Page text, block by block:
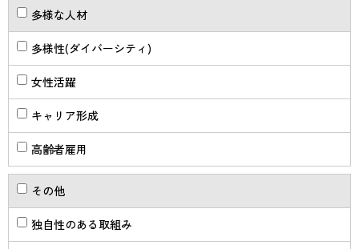
多様な人材
多様性(ダイバーシティ)
女性活躍
キャリア形成
高齢者雇用
その他
独自性のある取組み